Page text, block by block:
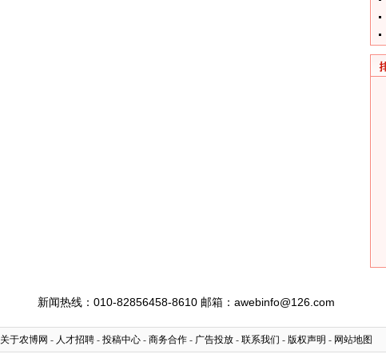
新闻热线：010-82856458-8610 邮箱：awebinfo@126.com
关于农博网 - 人才招聘 - 投稿中心 - 商务合作 - 广告投放 - 联系我们 - 版权声明 - 网站地图